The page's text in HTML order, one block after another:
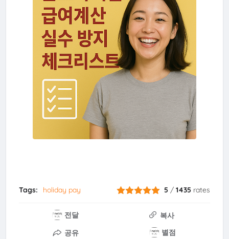
Tags: holiday pay 5 /1435 rates
전달
복사
공유
별점